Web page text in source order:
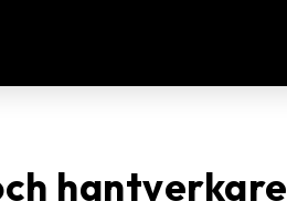
hantverkare